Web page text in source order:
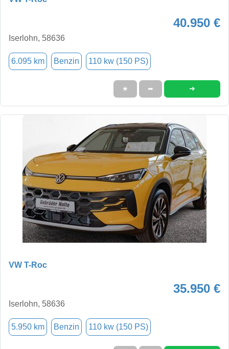
40.950 €
Iserlohn, 58636
6.095 km Benzin 110 kw (150 PS)
★ ➦ ➜
VW T-Roc
35.950 €
Iserlohn, 58636
5.950 km Benzin 110 kw (150 PS)